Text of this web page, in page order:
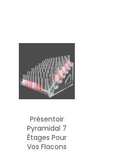
Présentoir
Pyramidal 7
Étages Pour
Vos Flacons